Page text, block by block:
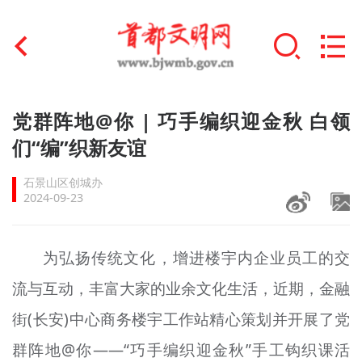
首页
文明创建
文明实践
未成年人思想道德建设
榜样人物
+
身边好人
党群阵地@你 | 巧手编织迎金秋 白领
们“编”织新友谊
石景山区创城办
2024-09-23
为弘扬传统文化，增进楼宇内企业员工的交
流与互动，丰富大家的业余文化生活，近期，金融
街(长安)中心商务楼宇工作站精心策划并开展了党
群阵地@你——“巧手编织迎金秋”手工钩织课活